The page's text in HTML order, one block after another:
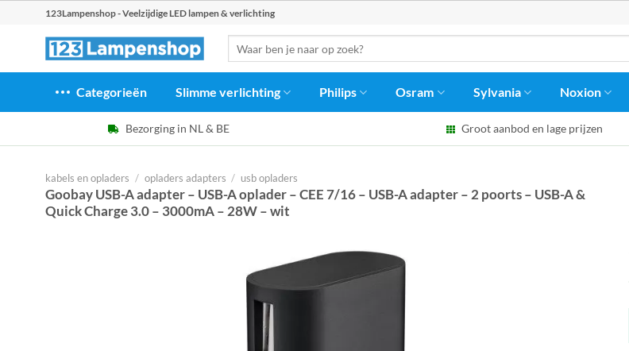
123Lampenshop - Veelzijdige LED lampen & verlichting
naar:
Categorieën Slimme verlichting Philips Osram Sylvania Noxion
Bezorging in NL & BE Groot aanbod en lage prijzen
kabels en opladers / opladers adapters / usb opladers
Goobay USB-A adapter – USB-A oplader – CEE 7/16 – USB-A adapter – 2 poorts – USB-A &
Quick Charge 3.0 – 3000mA – 28W – wit